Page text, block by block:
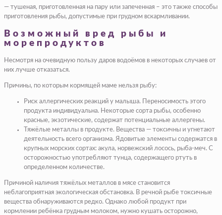
— тушеная, приготовленная на пару или запеченная – это также способы
приготовления рыбы, допустимые при грудном вскармливании.
Возможный вред рыбы и
морепродуктов
Несмотря на очевидную пользу даров водоёмов в некоторых случаев от
них лучше отказаться.
Причины, по которым кормящей маме нельзя рыбу:
Риск аллергических реакций у малыша. Переносимость этого
продукта индивидуальна. Некоторые сорта рыбы, особенно
красные, экзотические, содержат потенциальные аллергены.
Тяжёлые металлы в продукте. Вещества — токсичны и угнетают
деятельность всего организма. Ядовитые элементы содержатся в
крупных морских сортах: акула, норвежский лосось, рыба-меч. С
осторожностью употребляют тунца, содержащего ртуть в
определенном количестве.
Причиной наличия тяжёлых металлов в мясе становится
неблагоприятная экологическая обстановка. В речной рыбе токсичные
вещества обнаруживаются редко. Однако любой продукт при
кормлении ребёнка грудным молоком, нужно кушать осторожно,